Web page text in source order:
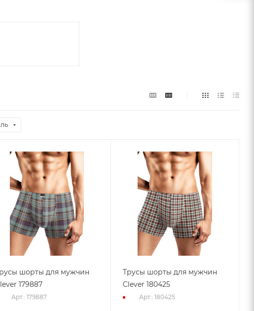
шорты для мужчин
179887
Арт.: 179887
Трусы шорты для мужчин
Clever 180425
Арт.: 180425